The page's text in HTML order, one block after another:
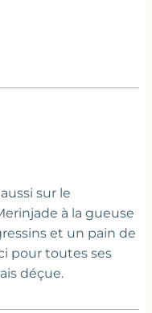
sur le
à la gueuse
et un pain de
pour toutes ses
déçue.